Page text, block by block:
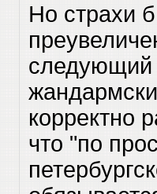
Но страхи
следующий
корректно
что "по